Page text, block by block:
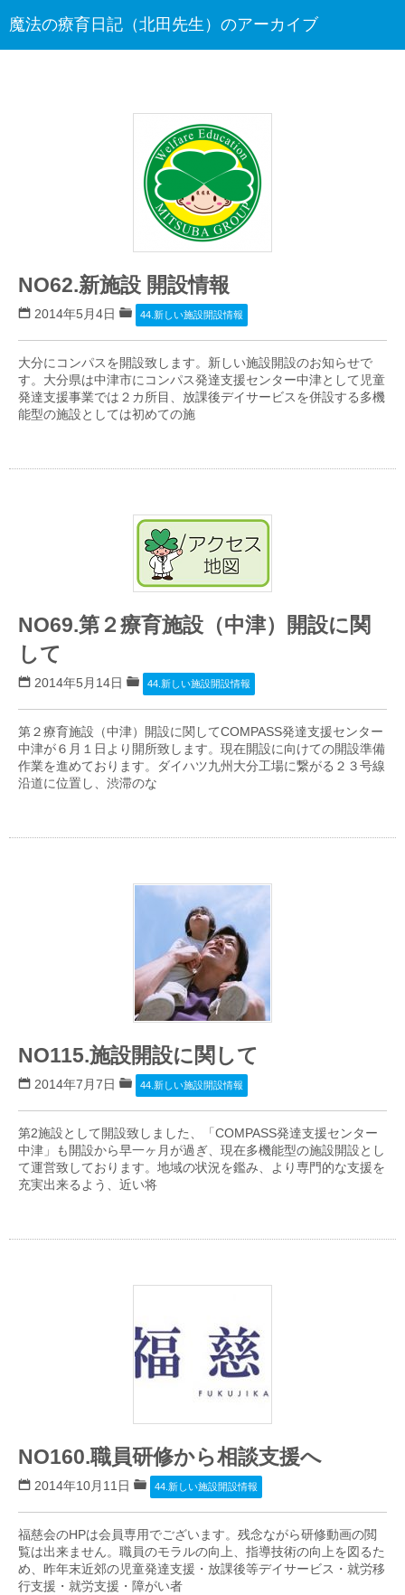
魔法の療育日記（北田先生）のアーカイブ
NO62.新施設 開設情報
2014年5月4日 44.新しい施設開設情報
大分にコンパスを開設致します。新しい施設開設のお知らせで
す。大分県は中津市にコンパス発達支援センター中津として児童
発達支援事業では２カ所目、放課後デイサービスを併設する多機
能型の施設としては初めての施
NO69.第２療育施設（中津）開設に関
して
2014年5月14日 44.新しい施設開設情報
第２療育施設（中津）開設に関してCOMPASS発達支援センター
中津が６月１日より開所致します。現在開設に向けての開設準備
作業を進めております。ダイハツ九州大分工場に繋がる２３号線
沿道に位置し、渋滞のな
NO115.施設開設に関して
2014年7月7日 44.新しい施設開設情報
第2施設として開設致しました、「COMPASS発達支援センター
中津」も開設から早一ヶ月が過ぎ、現在多機能型の施設開設とし
て運営致しております。地域の状況を鑑み、より専門的な支援を
充実出来るよう、近い将
NO160.職員研修から相談支援へ
2014年10月11日 44.新しい施設開設情報
福慈会のHPは会員専用でございます。残念ながら研修動画の閲
覧は出来ません。職員のモラルの向上、指導技術の向上を図るた
め、昨年末近郊の児童発達支援・放課後等デイサービス・就労移
行支援・就労支援・障がい者